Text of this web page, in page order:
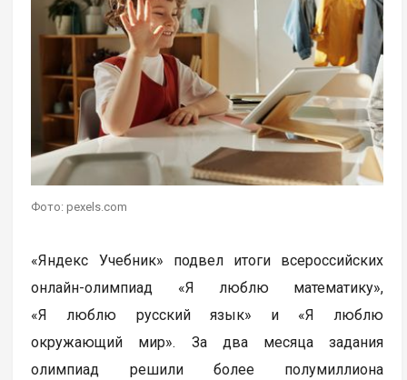
Фото: pexels.com
«Яндекс Учебник» подвел итоги всероссийских
онлайн-олимпиад «Я люблю математику»,
«Я люблю русский язык» и «Я люблю
окружающий мир». За два месяца задания
олимпиад решили более полумиллиона